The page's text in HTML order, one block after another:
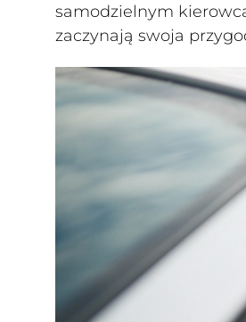
samodzielnym
zaczynają swoja